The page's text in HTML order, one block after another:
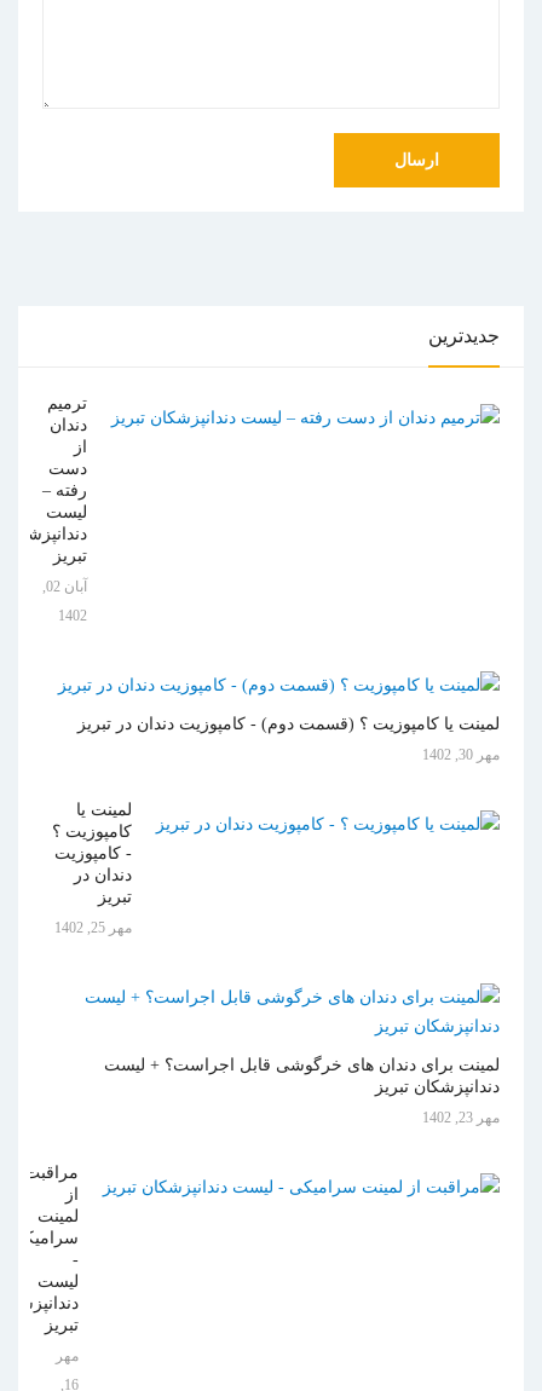
جدیدترین
ترمیم
دندان
از
دست
رفته –
لیست
دندانپزشکان
تبریز
1402
لمینت یا کامپوزیت ؟ (قسمت دوم) - کامپوزیت دندان در تبریز
مهر 30, 1402
لمینت یا
کامپوزیت ؟
- کامپوزیت
دندان در
تبریز
مهر 25, 1402
لمینت برای دندان های خرگوشی قابل اجراست؟ + لیست
دندانپزشکان تبریز
مهر 23, 1402
مراقبت
از
لمینت
سرامیکی
-
لیست
تبریز
مهر